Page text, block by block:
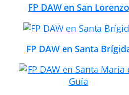
FP DAW en San Lorenzo
FP DAW en Santa